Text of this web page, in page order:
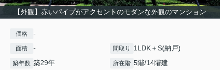
【外観】赤いパイプがアクセントのモダンな外観のマンション
価格 -
面積 - 間取り 1LDK＋S(納戸)
築年数 築29年 所在階 5階/14階建